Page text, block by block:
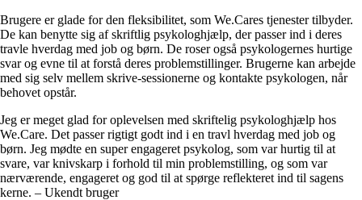
Brugere er glade for den fleksibilitet, som We.Cares tjenester tilbyder.
De kan benytte sig af skriftlig psykologhjælp, der passer ind i deres
travle hverdag med job og børn. De roser også psykologernes hurtige
svar og evne til at forstå deres problemstillinger. Brugerne kan arbejde
med sig selv mellem skrive-sessionerne og kontakte psykologen, når
behovet opstår.
Jeg er meget glad for oplevelsen med skriftelig psykologhjælp hos
We.Care. Det passer rigtigt godt ind i en travl hverdag med job og
børn. Jeg mødte en super engageret psykolog, som var hurtig til at
svare, var knivskarp i forhold til min problemstilling, og som var
nærværende, engageret og god til at spørge reflekteret ind til sagens
kerne. – Ukendt bruger